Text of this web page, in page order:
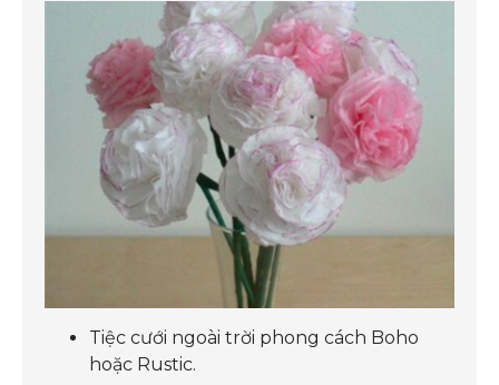
Tiệc cưới ngoài trời phong cách Boho
hoặc Rustic.